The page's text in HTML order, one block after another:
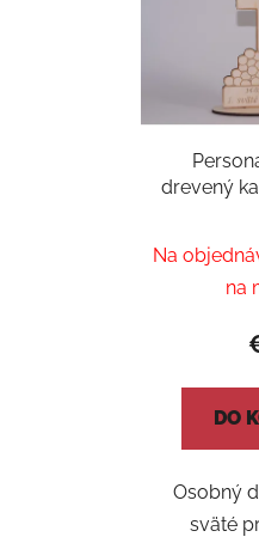
drevený
Na
na
DO
Osobný
sväté